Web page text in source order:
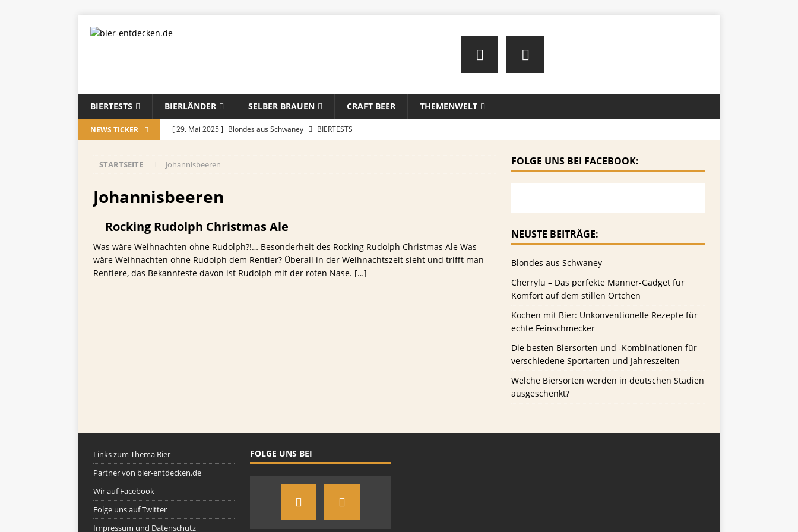
BIERTESTS BIERLÄNDER SELBER BRAUEN CRAFT BEER THEMENWELT
NEWS TICKER [ 29. Mai 2025 ] Blondes aus Schwaney
BIERTESTS
Örtchen
ALLGEMEIN
[ 17. Oktober 2023 ] Die besten Biersorten und -Kombinationen für verschiedene Sportarten
und Jahreszeiten
ALLGEMEIN
[ 26. September 2023 ] Welche Biersorten werden in deutschen Stadien ausgeschenkt?
STARTSEITE Johannisbeeren
Johannisbeeren
Rocking Rudolph Christmas Ale
Was wäre Weihnachten ohne Rudolph?!… Besonderheit des Rocking Rudolph Christmas Ale Was
wäre Weihnachten ohne Rudolph dem Rentier? Überall in der Weihnachtszeit sieht und trifft man
Rentiere, das Bekannteste davon ist Rudolph mit der roten Nase. […]
FOLGE UNS BEI FACEBOOK:
NEUSTE BEITRÄGE:
Blondes aus Schwaney
Cherrylu – Das perfekte Männer-Gadget für
Komfort auf dem stillen Örtchen
Kochen mit Bier: Unkonventionelle Rezepte für
echte Feinschmecker
Die besten Biersorten und -Kombinationen für
verschiedene Sportarten und Jahreszeiten
Welche Biersorten werden in deutschen Stadien
ausgeschenkt?
Links zum Thema Bier
Partner von bier-entdecken.de
Wir auf Facebook
Folge uns auf Twitter
Impressum und Datenschutz
FOLGE UNS BEI